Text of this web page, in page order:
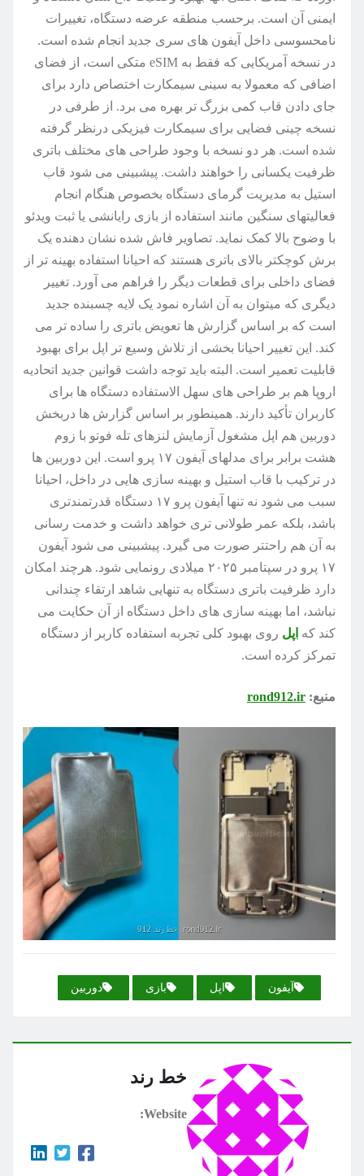
ایمنی آن است. برحسب منطقه عرضه دستگاه، تغییرات
نامحسوسی داخل آیفون های سری جدید انجام شده است.
در نسخه آمریکایی که فقط به eSIM متکی است، از فضای
اضافی که معمولا به سینی سیمکارت اختصاص دارد برای
جای دادن قاب کمی بزرگ تر بهره می برد. از طرفی در
نسخه چینی فضایی برای سیمکارت فیزیکی درنظر گرفته
شده است. هر دو نسخه با وجود طراحی های مختلف باتری
ظرفیت یکسانی را خواهند داشت. پیشبینی می شود قاب
استیل به مدیریت گرمای دستگاه بخصوص هنگام انجام
فعالیتهای سنگین مانند استفاده از بازی رایانشی یا ثبت ویدئو
با وضوح بالا کمک نماید. تصاویر فاش شده نشان دهنده یک
برش کوچکتر بالای باتری هستند که احیانا استفاده بهینه تر از
فضای داخلی برای قطعات دیگر را فراهم می آورد. تغییر
دیگری که میتوان به آن اشاره نمود یک لایه چسبنده جدید
است که بر اساس گزارش ها تعویض باتری را ساده تر می
کند. این تغییر احیانا بخشی از تلاش وسیع تر اپل برای بهبود
قابلیت تعمیر است. البته باید توجه داشت قوانین جدید اتحادیه
اروپا هم بر طراحی های سهل الاستفاده دستگاه ها برای
کاربران تأکید دارند. همینطور بر اساس گزارش ها دربخش
دوربین هم اپل مشغول آزمایش لنزهای تله فوتو با زوم
هشت برابر برای مدلهای آیفون ۱۷ پرو است. این دوربین ها
در ترکیب با قاب استیل و بهینه سازی هایی در داخل، احیانا
سبب می شود نه تنها آیفون پرو ۱۷ دستگاه قدرتمندتری
باشد، بلکه عمر طولانی تری خواهد داشت و خدمت رسانی
به آن هم راحتتر صورت می گیرد. پیشبینی می شود آیفون
۱۷ پرو در سپتامبر ۲۰۲۵ میلادی رونمایی شود. هرچند امکان
دارد ظرفیت باتری دستگاه به تنهایی شاهد ارتقاء چندانی
نباشد، اما بهینه سازی های داخل دستگاه از آن حکایت می
کند که اپل روی بهبود کلی تجربه استفاده کاربر از دستگاه
تمرکز کرده است.
منبع: rond912.ir
آیفون اپل بازی دوربین
خط رند
Website: